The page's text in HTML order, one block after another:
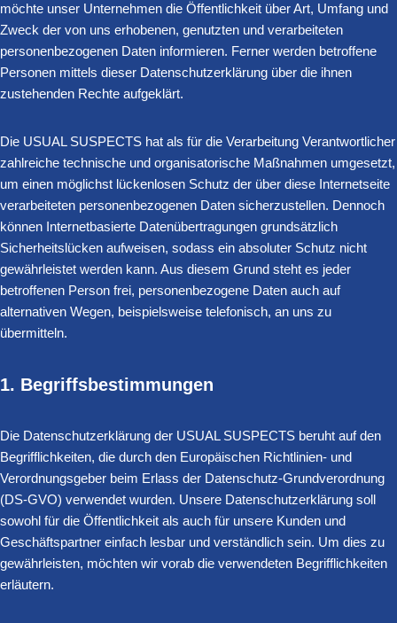
möchte unser Unternehmen die Öffentlichkeit über Art, Umfang und
Zweck der von uns erhobenen, genutzten und verarbeiteten
personenbezogenen Daten informieren. Ferner werden betroffene
Personen mittels dieser Datenschutzerklärung über die ihnen
zustehenden Rechte aufgeklärt.
Die USUAL SUSPECTS hat als für die Verarbeitung Verantwortlicher
zahlreiche technische und organisatorische Maßnahmen umgesetzt,
um einen möglichst lückenlosen Schutz der über diese Internetseite
verarbeiteten personenbezogenen Daten sicherzustellen. Dennoch
können Internetbasierte Datenübertragungen grundsätzlich
Sicherheitslücken aufweisen, sodass ein absoluter Schutz nicht
gewährleistet werden kann. Aus diesem Grund steht es jeder
betroffenen Person frei, personenbezogene Daten auch auf
alternativen Wegen, beispielsweise telefonisch, an uns zu
übermitteln.
1. Begriffsbestimmungen
Die Datenschutzerklärung der USUAL SUSPECTS beruht auf den
Begrifflichkeiten, die durch den Europäischen Richtlinien- und
Verordnungsgeber beim Erlass der Datenschutz-Grundverordnung
(DS-GVO) verwendet wurden. Unsere Datenschutzerklärung soll
sowohl für die Öffentlichkeit als auch für unsere Kunden und
Geschäftspartner einfach lesbar und verständlich sein. Um dies zu
gewährleisten, möchten wir vorab die verwendeten Begrifflichkeiten
erläutern.